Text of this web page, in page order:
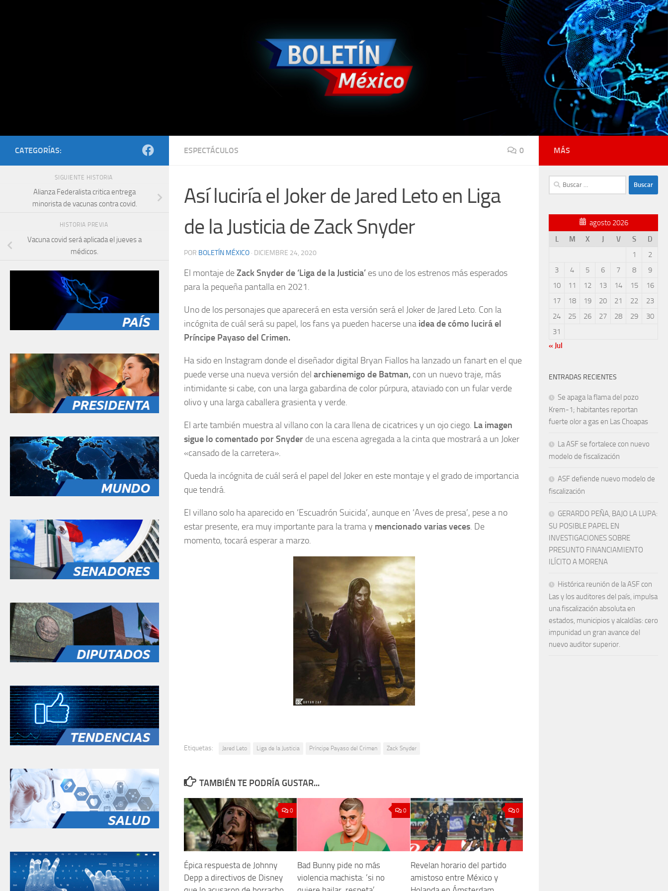
ESPECTÁCULOS 0
Así luciría el Joker de Jared Leto en Liga
de la Justicia de Zack Snyder
POR BOLETÍN MÉXICO · DICIEMBRE 24, 2020
El montaje deZack Snyder de ‘Liga de la Justicia’ es uno de los estrenos más esperados
para la pequeña pantalla en 2021.
Uno de los personajes que aparecerá en esta versión será el Joker de Jared Leto. Con la
incógnita de cuál será su papel, los fans ya pueden hacerse una idea de cómo lucirá el
Príncipe Payaso del Crimen.
Ha sido en Instagram donde el diseñador digital Bryan Fiallos ha lanzado un fanart en el que
puede verse una nueva versión del archienemigo de Batman, con un nuevo traje, más
intimidante si cabe, con una larga gabardina de color púrpura, ataviado con un fular verde
olivo y una larga caballera grasienta y verde.
El arte también muestra al villano con la cara llena de cicatrices y un ojo ciego. La imagen
sigue lo comentado por Snyder de una escena agregada a la cinta que mostrará a un Joker
«cansado de la carretera».
Queda la incógnita de cuál será el papel del Joker en este montaje y el grado de importancia
que tendrá.
El villano solo ha aparecido en ‘Escuadrón Suicida’, aunque en ‘Aves de presa’, pese a no
estar presente, era muy importante para la trama y mencionado varias veces. De
momento, tocará esperar a marzo.
Etiquetas: Jared Leto Liga de la Justicia Príncipe Payaso del Crimen Zack Snyder
TAMBIÉN TE PODRÍA GUSTAR...
0
Épica respuesta de Johnny
Depp a directivos de Disney
0
Bad Bunny pide no más
violencia machista: ‘si no
0
Revelan horario del partido
amistoso entre México y
CATEGORÍAS:
SIGUIENTE HISTORIA
Alianza Federalista critica entrega
minorista de vacunas contra covid.
HISTORIA PREVIA
Vacuna covid será aplicada el jueves a
médicos.
MÁS
Buscar:
agosto 2026
L
M X J V S
D
1
2
3
4 5 6 7 8
9
10
11 12 13 14 15
16
17
18 19 20 21 22
23
24
25 26 27 28 29
30
31
« Jul
ENTRADAS RECIENTES
Se apaga la flama del pozo
Krem-1; habitantes reportan
fuerte olor a gas en Las Choapas
La ASF se fortalece con nuevo
modelo de fiscalización
ASF defiende nuevo modelo de
fiscalización
GERARDO PEÑA, BAJO LA LUPA:
SU POSIBLE PAPEL EN
INVESTIGACIONES SOBRE
PRESUNTO FINANCIAMIENTO
ILÍCITO A MORENA
Histórica reunión de la ASF con
Las y los auditores del país, impulsa
una fiscalización absoluta en
estados, municipios y alcaldías: cero
impunidad un gran avance del
nuevo auditor superior.